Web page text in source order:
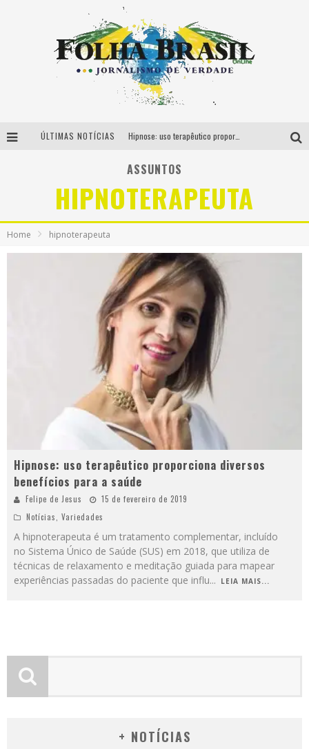
ÚLTIMAS NOTÍCIAS Hipnose: uso terapêutico proporciona diversos benefícios para a saúde
Saúde e Vida: LM Health Fitness chega para mostrar a importância da “atividade física” contra a obesidade na pré e pós Cirurgia Bariátrica
Festival de Poesia Marginal traz nomes nacionais, premiações e ensaios de blocos de carnaval em BH
ASSUNTOS
HIPNOTERAPEUTA
Home hipnoterapeuta
Hipnose: uso terapêutico proporciona diversos
benefícios para a saúde
Felipe de Jesus
15 de fevereiro de 2019
Notícias, Variedades
A hipnoterapeuta é um tratamento complementar, incluído
no Sistema Único de Saúde (SUS) em 2018, que utiliza de
técnicas de relaxamento e meditação guiada para mapear
experiências passadas do paciente que influ... LEIA MAIS...
+ NOTÍCIAS